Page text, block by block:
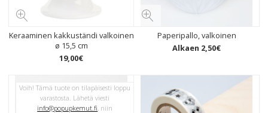
Keraaminen kakkuständi valkoinen
ø 15,5 cm
19,00€
Paperipallo, valkoinen
Alkaen 2,50€
Voih! Tämä tuote on tilapäisesti loppu
varastosta. Lähetä viesti
info@popupkemut.fi, niin